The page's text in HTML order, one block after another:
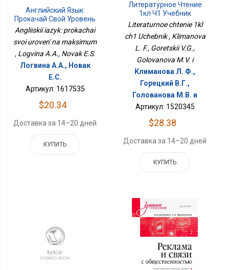
Английский Язык:
Прокачай Свой Уровень
На Максимум
Angliiskii iazyk: prokachai
svoi uroven' na maksimum
, Logvina A.A., Novak E.S.
Логвина А.А., Новак
Е.С.
Артикул: 1617535
$20.34
Доставка за 14–20 дней
КУПИТЬ
Литературное Чтение
1кл Ч1 Учебник
Literaturnoe chtenie 1kl
ch1 Uchebnik , Klimanova
L. F., Goretskii V.G.,
Golovanova M.V. i
Климанова Л. Ф.,
Горецкий В.Г.,
Голованова М.В. и
Артикул: 1520345
$28.38
Доставка за 14–20 дней
КУПИТЬ